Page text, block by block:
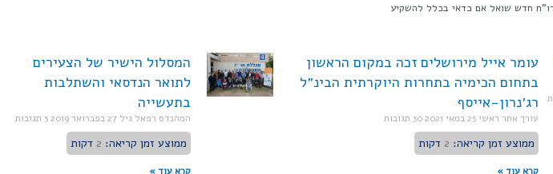
חדש שואל אם כדאי בכלל להשקיע
עומר אייל מירושלים זכה במקום הראשון
בתחום הכימיה בתחרות היוקרתית הבינ״ל
רג׳נרון-אייסף
עורך אתר ראשי25 במאי 2021 30 תגובות
ממוצע זמן קריאה: 2 דקות
קרא עוד »
המסלול הישיר של הצעירים
לתואר הנדסאי והשתלבות
בתעשייה
המהנדס רפאל גיל 27 בפברואר 2019 3 תגובות
ממוצע זמן קריאה: 2 דקות
קרא עוד »